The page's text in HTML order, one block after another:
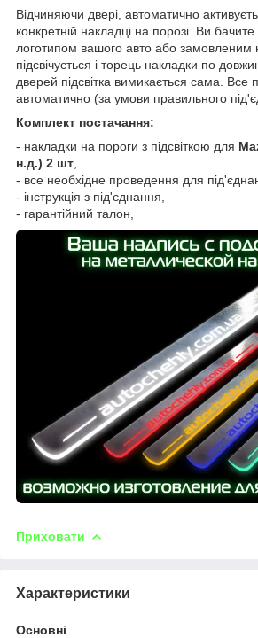
Відчиняючи двері, автоматично
конкретній накладці на порозі. Ви бачите
логотипом вашого авто або замовленим
підсвічується і торець накладки по
дверей підсвітка вимикається сама. Все
автоматично (за умови правильного
Комплект постачання:
- накладки на пороги з підсвіткою для
н.д.) 2 шт
- все необхідне проведення для
- інструкція з під'єднання,
- гарантійний талон,
Приховати
Характеристики
Основні